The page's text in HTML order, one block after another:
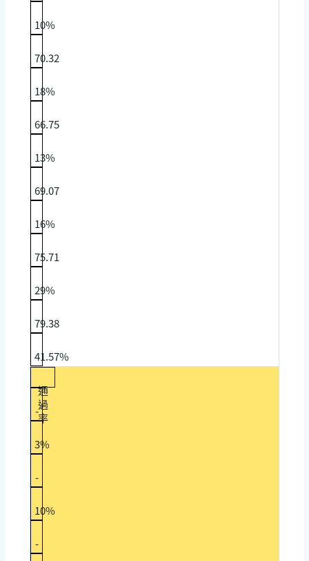
10%
70.32
18%
66.75
13%
69.07
16%
75.71
29%
79.38
41.57%
通
過
率
-
3%
-
10%
-